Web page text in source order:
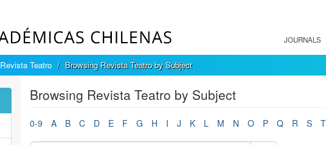
JOURNALS
Revista Teatro Browsing Revista Teatro by Subject
Browsing Revista Teatro by Subject
0-9 A B C D E F G H I J K L M N O P Q R S T